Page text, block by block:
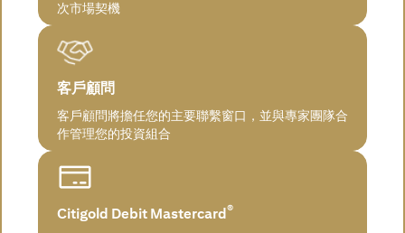
次市場契機
客戶顧問
客戶顧問將擔任您的主要聯繫窗口，並與專家團隊合
作管理您的投資組合
Citigold Debit Mastercard ®